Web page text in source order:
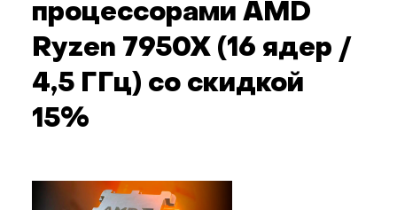
процессорами AMD
Ryzen 7950X (16 ядер /
4,5 ГГц) со скидкой
15%